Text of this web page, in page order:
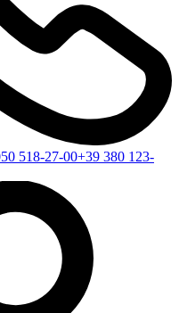
518-27-00+39 380 123-